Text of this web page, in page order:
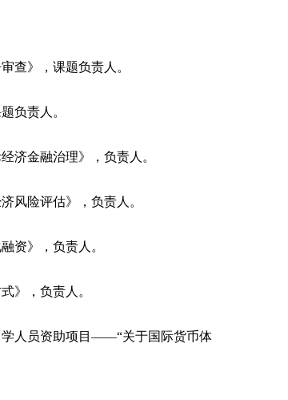
查》，课题负责人。
负责人。
济金融治理》，负责人。
风险评估》，负责人。
资》，负责人。
》，负责人。
学人员资助项目――“关于国际货币体